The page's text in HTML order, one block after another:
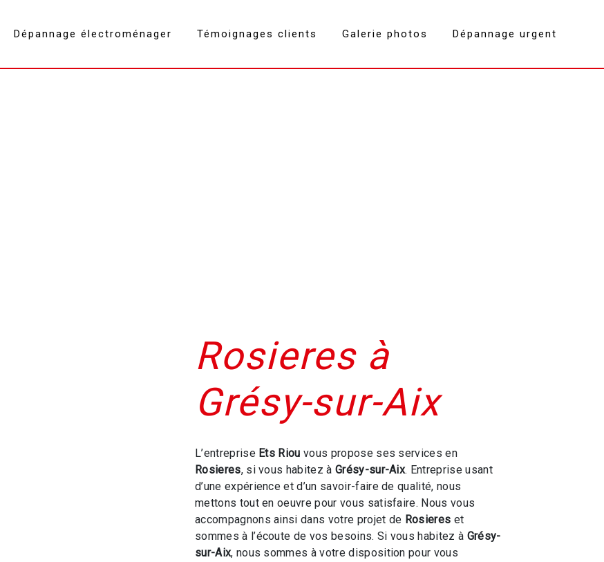
Dépannage électroménager Témoignages clients Galerie photos Dépannage urgent
Rosieres à
Grésy-sur-Aix
L’entreprise Ets Riou vous propose ses services en
Rosieres, si vous habitez à Grésy-sur-Aix. Entreprise usant
d’une expérience et d’un savoir-faire de qualité, nous
mettons tout en oeuvre pour vous satisfaire. Nous vous
accompagnons ainsi dans votre projet de Rosieres et
sommes à l’écoute de vos besoins. Si vous habitez à Grésy-
sur-Aix, nous sommes à votre disposition pour vous